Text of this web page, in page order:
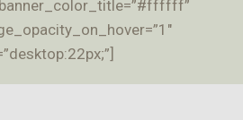
banner_color_title=”#ffffff”